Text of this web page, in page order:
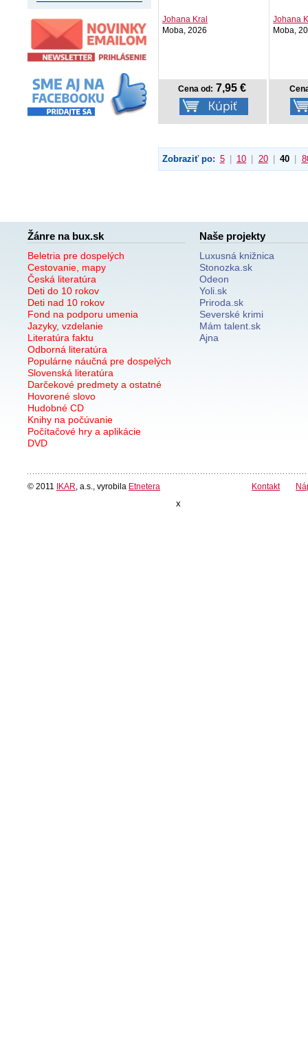
Johana Kral
Moba, 2026
Cena od: 7,95 €
Johana
Moba,
Zobraziť po: 5 10 20 40
Žánre na bux.sk
Beletria pre dospelých
Cestovanie, mapy
Česká literatúra
Deti do 10 rokov
Deti nad 10 rokov
Fond na podporu umenia
Jazyky, vzdelanie
Literatúra faktu
Odborná literatúra
Populárne náučná pre dospelých
Slovenská literatúra
Darčekové predmety a ostatné
Hovorené slovo
Hudobné CD
Knihy na počúvanie
Počítačové hry a aplikácie
DVD
Naše projekty
Luxusná knižnica
Stonozka.sk
Odeon
Yoli.sk
Priroda.sk
Severské krimi
Mám talent.sk
Ajna
© 2011 IKAR , a.s., vyrobila Etnetera Kontakt
x